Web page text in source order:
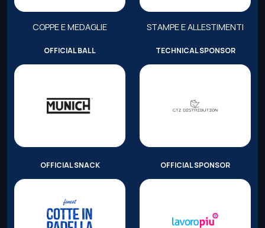
COPPE E MEDAGLIE STAMPE E ALLESTIMENTI
OFFICIAL BALL TECHNICAL SPONSOR
OFFICIAL SNACK OFFICIAL SPONSOR